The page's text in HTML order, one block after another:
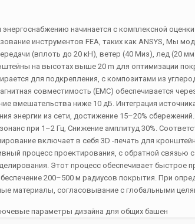
начинается с комплексной
инструментов FEA, таких как ANSYS, Мы
(вплоть до 20 кН), ветер (40 Миз), лед (20
на высотах выше 20 m для оптимизации
для подкрепления, с композитами из
совместимость (EMC) обеспечивается
вмешательства ниже 10 дБ. Интеграция
энергии из сети, достижение 15–20%
при 1–2 Гц, Снижение амплитуд 30%.
включает в себя 3D -печать для
процесс проектирования, с обратной связью
Этот процесс обеспечивает быстрое
200–500 м радиусов покрытия. При
материалы, согласовывание с глобальными
параметры дизайна для общих башен